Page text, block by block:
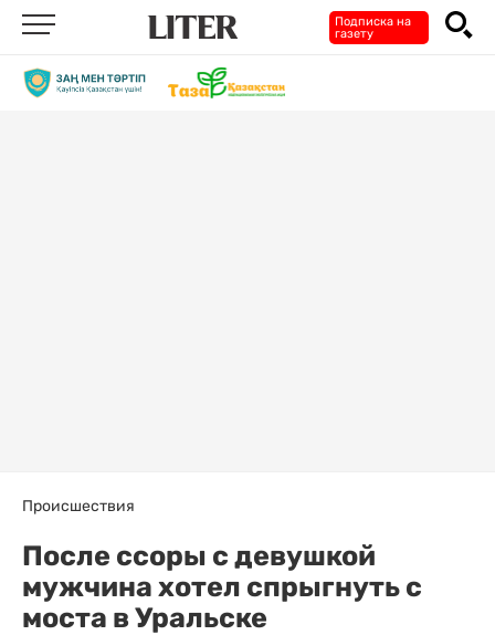
Подписка на
газету
Происшествия
После ссоры с девушкой
мужчина хотел спрыгнуть с
моста в Уральске